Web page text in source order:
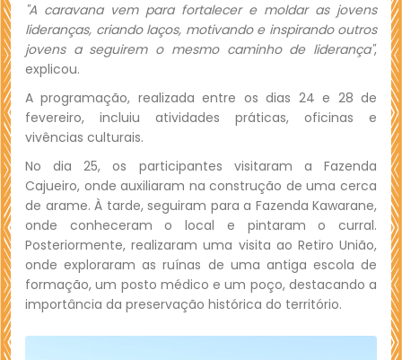
"A caravana vem para fortalecer e moldar as jovens
lideranças, criando laços, motivando e inspirando outros
jovens a seguirem o mesmo caminho de liderança",
explicou.
A programação, realizada entre os dias 24 e 28 de
fevereiro, incluiu atividades práticas, oficinas e
vivências culturais.
No dia 25, os participantes visitaram a Fazenda
Cajueiro, onde auxiliaram na construção de uma cerca
de arame. À tarde, seguiram para a Fazenda Kawarane,
onde conheceram o local e pintaram o curral.
Posteriormente, realizaram uma visita ao Retiro União,
onde exploraram as ruínas de uma antiga escola de
formação, um posto médico e um poço, destacando a
importância da preservação histórica do território.